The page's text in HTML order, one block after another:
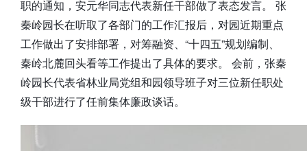
职的通知，安元华同志代表新任干部做了表态发言。 张
秦岭园长在听取了各部门的工作汇报后，对园近期重点
工作做出了安排部署，对筹融资、“十四五”规划编制、
秦岭北麓回头看等工作提出了具体的要求。 会前，张秦
岭园长代表省林业局党组和园领导班子对三位新任职处
级干部进行了任前集体廉政谈话。